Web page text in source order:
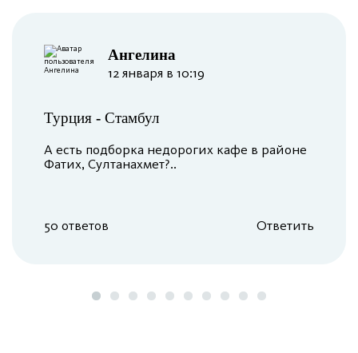
Ангелина
12 января в 10:19
Турция - Стамбул
А есть подборка недорогих кафе в районе
Фатих, Султанахмет?..
50 ответов Ответить